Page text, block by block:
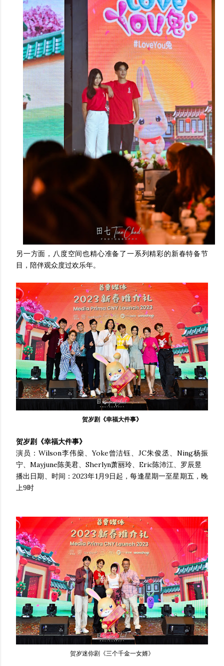
另一方面，八度空间也精心准备了一系列精彩的新春特备节
目，陪伴观众度过欢乐年。
贺岁剧《幸福大件事》
贺岁剧《幸福大件事》
演员：Wilson李伟燊、Yoke曾洁钰、JC朱俊丞、Ning杨振
宁、Mayjune陈美君、Sherlyn萧丽玲、Eric陈沛江、罗辰昱
播出日期、时间：2023年1月9日起，每逢星期一至星期五，晚
上9时
贺岁迷你剧《三个千金一女婿》